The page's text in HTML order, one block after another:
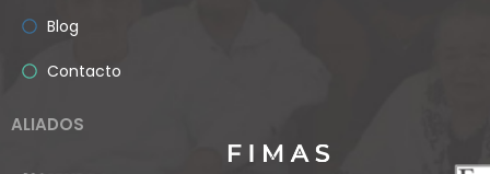
Blog
Contacto
ALIADOS